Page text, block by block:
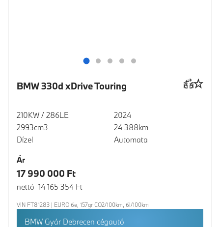
BMW 330d xDrive Touring
210KW / 286LE
2993cm3
Dízel
2024
24 388km
Automata
Ár
17 990 000 Ft
nettó 14 165 354 Ft
VIN FT81283 | EURO 6e, 157gr CO2/100km, 6l/100km
BMW Gyár Debrecen cégautó